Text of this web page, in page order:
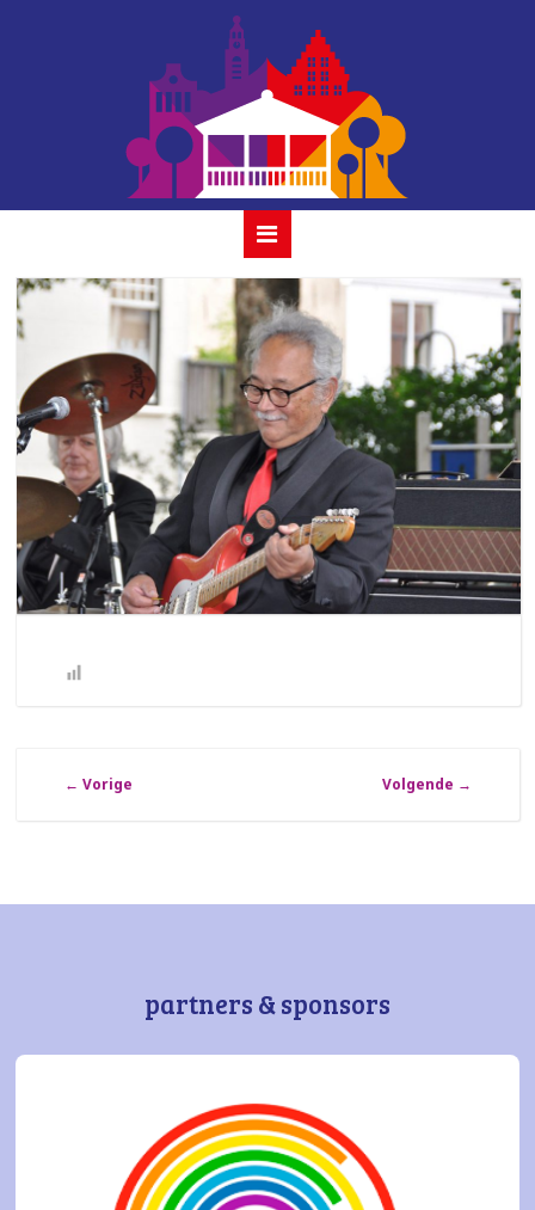
the red
strats_2019-6
← Vorige Volgende →
partners & sponsors